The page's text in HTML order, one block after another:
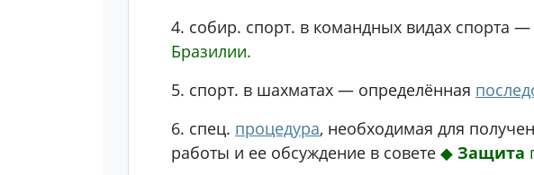
4. собир. спорт. в командных видах спорта
Бразилии.
5. спорт. в шахматах — определённая
6. спец. процедура, необходимая для
работы и ее обсуждение в совете ◆ Защита